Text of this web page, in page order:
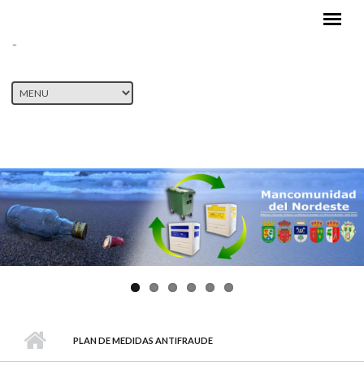
PLAN DE MEDIDAS ANTIFRAUDE